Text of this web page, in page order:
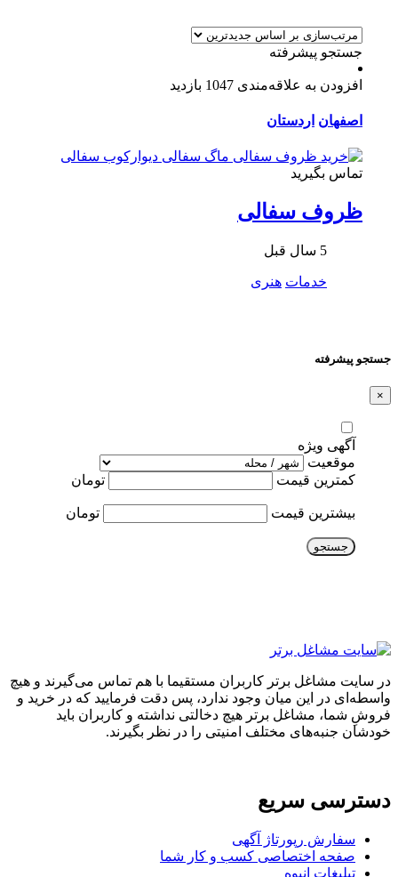
جستجو پیشرفته
افزودن به علاقه‌مندی 1047 بازدید
اصفهان اردستان
تماس بگیرید
ظروف سفالی
5 سال قبل
خدمات هنری
جستجو پیشرفته
×
آگهی ویژه
موقعیت
کمترین قیمت
تومان
بیشترین قیمت تومان
جستجو
در سایت مشاغل برتر کاربران مستقیما با هم تماس می‌گیرند و هیچ
واسطه‌ای در این میان وجود ندارد، پس دقت فرمایید که در خرید و
فروشِ شما، مشاغل برتر هیچ دخالتی نداشته و کاربران باید
خودشان جنبه‌های مختلف امنیتی را در نظر بگیرند.
دسترسی سریع
سفارش رپورتاژ آگهی
صفحه اختصاصی کسب و کار شما
تبلیغات انبوه